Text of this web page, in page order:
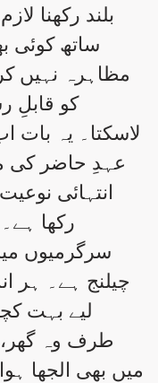
بلند رکھنا
ساتھ کوئی
مظاہرہ نہیں
کو قابلِ
لاسکتا۔ یہ بات
عہدِ حاضر کی
انتہائی
رکھا
سرگرمیوں
چیلنج ہے۔ ہر
لیے بہت
طرف وہ گھر،
میں بھی الجھا